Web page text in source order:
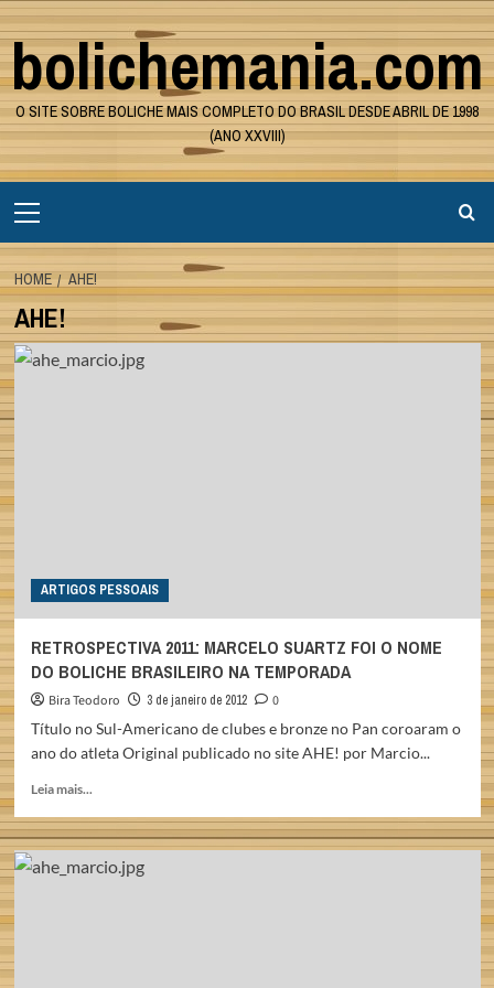
Skip
to
content
bolichemania.com
O SITE SOBRE BOLICHE MAIS COMPLETO DO BRASIL DESDE ABRIL DE 1998
(ANO XXVIII)
Menu
HOME AHE!
AHE!
ARTIGOS PESSOAIS
RETROSPECTIVA 2011: MARCELO SUARTZ FOI O NOME
DO BOLICHE BRASILEIRO NA TEMPORADA
Bira Teodoro 3 de janeiro de 2012
0
Título no Sul-Americano de clubes e bronze no Pan coroaram o
ano do atleta Original publicado no site AHE! por Marcio...
Leia mais...
about
RETROSPECTIVA
2011: